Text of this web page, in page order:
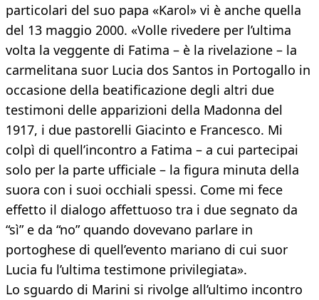
particolari del suo papa «Karol» vi è anche quella
del 13 maggio 2000. «Volle rivedere per l’ultima
volta la veggente di Fatima – è la rivelazione – la
carmelitana suor Lucia dos Santos in Portogallo in
occasione della beatificazione degli altri due
testimoni delle apparizioni della Madonna del
1917, i due pastorelli Giacinto e Francesco. Mi
colpì di quell’incontro a Fatima – a cui partecipai
solo per la parte ufficiale – la figura minuta della
suora con i suoi occhiali spessi. Come mi fece
effetto il dialogo affettuoso tra i due segnato da
“sì” e da “no” quando dovevano parlare in
portoghese di quell’evento mariano di cui suor
Lucia fu l’ultima testimone privilegiata».
Lo sguardo di Marini si rivolge all’ultimo incontro